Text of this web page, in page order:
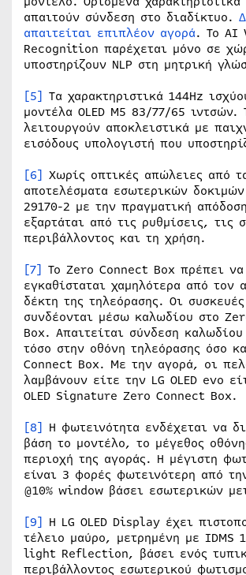
απαιτούν σύνδεση στο διαδίκτυο.
απαιτείται επιπλέον αγορά. Το AI
Recognition παρέχεται μόνο σε
υποστηρίζουν NLP στη μητρική
[5] Τα χαρακτηριστικά 144Hz
μοντέλα OLED M5 83/77/65 ιντσών.
λειτουργούν αποκλειστικά με
εισόδους υπολογιστή που
[6] Χωρίς οπτικές απώλειες από
αποτελέσματα εσωτερικών
29170-2 με την πραγματική
εξαρτάται από τις ρυθμίσεις, τις
περιβάλλοντος και τη χρήση.
[7] Το Zero Connect Box πρέπει να
εγκαθίσταται χαμηλότερα από τον
δέκτη της τηλεόρασης. Οι
συνδέονται μέσω καλωδίου στο
Box. Απαιτείται σύνδεση
τόσο στην οθόνη τηλεόρασης όσο
Connect Box. Με την αγορά, οι
λαμβάνουν είτε την LG OLED evo
OLED Signature Zero Connect Box.
[8] Η φωτεινότητα ενδέχεται να
βάση το μοντέλο, το μέγεθος
περιοχή της αγοράς. Η μέγιστη
είναι 3 φορές φωτεινότερη από την
@10% window βάσει εσωτερικών
[9] Η LG OLED Display έχει
τέλειο μαύρο, μετρημένη με IDMS
light Reflection, βάσει ενός
περιβάλλοντος εσωτερικού